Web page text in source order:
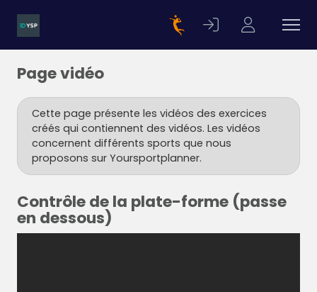
Page vidéo
Cette page présente les vidéos des exercices
créés qui contiennent des vidéos. Les vidéos
concernent différents sports que nous
proposons sur Yoursportplanner.
Contrôle de la plate-forme (passe
en dessous)